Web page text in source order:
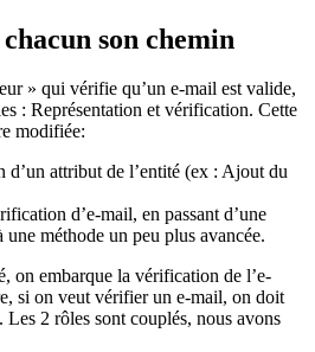
son chemin
» qui vérifie qu’un e-mail est valide,
: Représentation et vérification. Cette
modifiée:
attribut de l’entité (ex : Ajout du
d’e-mail, en passant d’une
une méthode un peu plus avancée.
on embarque la vérification de l’e-
si on veut vérifier un e-mail, on doit
2 rôles sont couplés, nous avons